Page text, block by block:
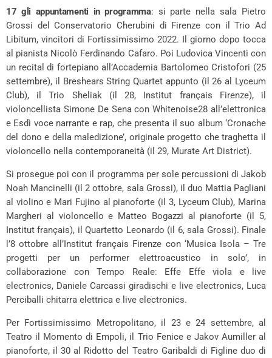
17 gli appuntamenti in programma: si parte nella sala Pietro
Grossi del Conservatorio Cherubini di Firenze con il Trio Ad
Libitum, vincitori di Fortissimissimo 2022. Il giorno dopo tocca
al pianista Nicolò Ferdinando Cafaro. Poi Ludovica Vincenti con
un recital di fortepiano all’Accademia Bartolomeo Cristofori (25
settembre), il Breshears String Quartet appunto (il 26 al Lyceum
Club), il Trio Sheliak (il 28, Institut français Firenze), il
violoncellista Simone De Sena con Whitenoise28 all’elettronica
e Esdì voce narrante e rap, che presenta il suo album ‘Cronache
del dono e della maledizione’, originale progetto che traghetta il
violoncello nella contemporaneità (il 29, Murate Art District).
Si prosegue poi con il programma per sole percussioni di Jakob
Noah Mancinelli (il 2 ottobre, sala Grossi), il duo Mattia Pagliani
al violino e Mari Fujino al pianoforte (il 3, Lyceum Club), Marina
Margheri al violoncello e Matteo Bogazzi al pianoforte (il 5,
Institut français), il Quartetto Leonardo (il 6, sala Grossi). Finale
l’8 ottobre all’Institut français Firenze con ‘Musica Isola – Tre
progetti per un performer elettroacustico in solo’, in
collaborazione con Tempo Reale: Effe Effe viola e live
electronics, Daniele Carcassi giradischi e live electronics, Luca
Perciballi chitarra elettrica e live electronics.
Per Fortissimissimo Metropolitano, il 23 e 24 settembre, al
Teatro il Momento di Empoli, il Trio Fenice e Jakov Aumiller al
pianoforte, il 30 al Ridotto del Teatro Garibaldi di Figline duo di